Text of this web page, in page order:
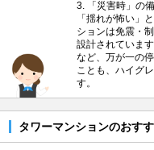
3. 「災害時」の
「揺れが怖い」
ションは免震・
設計されていま
など、万が一の
ことも、ハイグ
す。
タワーマンションのおす